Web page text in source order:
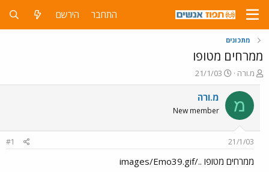
התחבר הירשם
מתכונים
ממרחים מטופו
פ
ו
ת
ח
ה
ש
א
מ.ורה
פ
ו
ר
21/1/03
מ מ.ורה
New member
21/1/03
#1
ממרחים מטופו ../images/Emo39.gif